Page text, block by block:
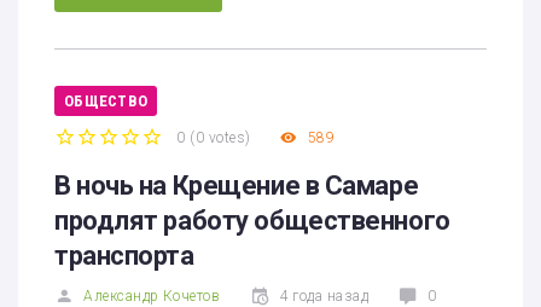
ОБЩЕСТВО
0 ( 0 votes) 589
В ночь на Крещение в Самаре
продлят работу общественного
транспорта
Александр Кочетов 4 года назад 0